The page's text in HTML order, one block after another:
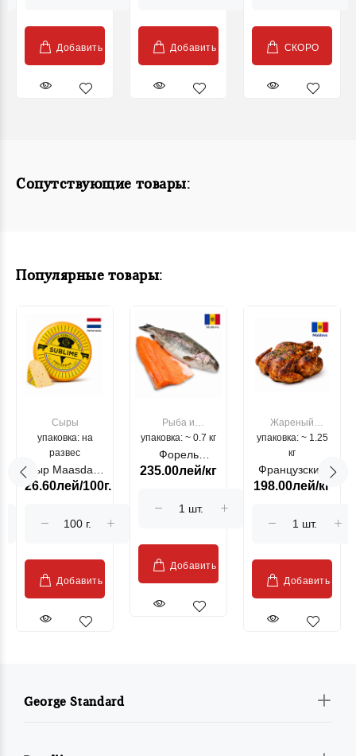
Добавить Добавить СКОРО
Сопутствующие товары:
Популярные товары:
Сыры
упаковка: на
развес
Сыр Maasdam
Sublime Cow
26.60лей/100г.
Добавить
Рыба и
морепродукты
упаковка: ~ 0.7 кг
Форель
лососевая
Moldovenesc"
235.00лей/кг
Добавить
Жареный
цыпленок
упаковка: ~ 1.25
кг
Французский
гриль, кг
198.00лей/кг
Добавить
George Standard